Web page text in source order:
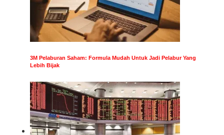
3M Pelaburan Saham: Formula Mudah Untuk Jadi Pelabur Yang
Lebih Bijak